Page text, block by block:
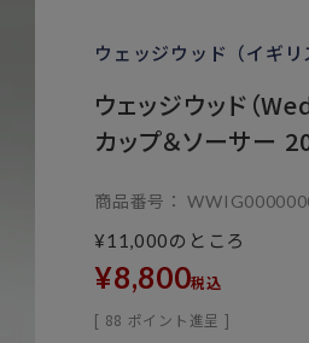
ウェッジウッド（イギリ
ウェッジウッド（
カップ＆ソーサー
商品番号
¥11,000のところ
¥8,800税込
[ 88 ポイント進呈 ]